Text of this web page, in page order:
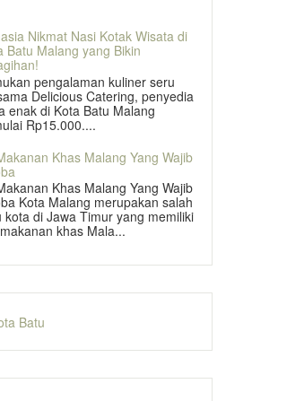
Nikmat Nasi Kotak Wisata di
Batu Malang yang Bikin
pengalaman kuliner seru
Delicious Catering, penyedia
enak di Kota Batu Malang
Rp15.000....
Khas Malang Yang Wajib
Khas Malang Yang Wajib
Kota Malang merupakan salah
kota di Jawa Timur yang memiliki
khas Mala...
Batu